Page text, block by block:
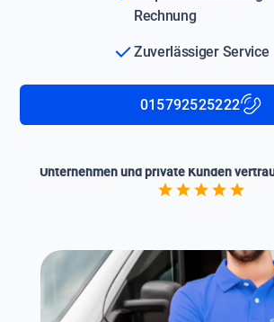
Rechnung
Zuverlässiger Service
015792525222
Unternehmen und private Kunden